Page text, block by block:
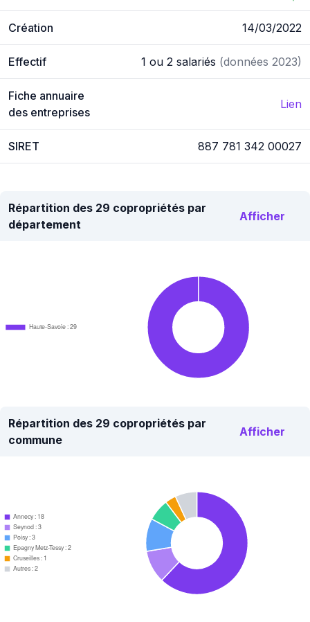
Création 14/03/2022
Effectif 1 ou 2 salariés (données 2023)
Fiche annuaire
des entreprises
Lien
SIRET 887 781 342 00027
Répartition des 29 copropriétés par
département
Afficher
Haute-Savoie : 29
Répartition des 29 copropriétés par
commune
Afficher
Annecy : 18
Seynod : 3
Poisy : 3
Epagny Metz-Tessy : 2
Cruseilles : 1
Autres : 2